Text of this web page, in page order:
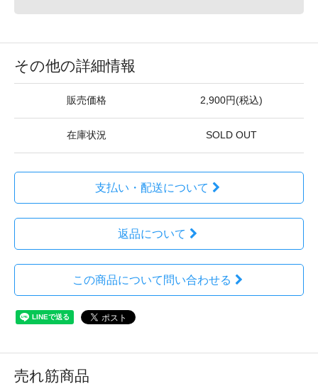
その他の詳細情報
販売価格 2,900円(税込)
在庫状況 SOLD OUT
支払い・配送について
返品について
この商品について問い合わせる
売れ筋商品